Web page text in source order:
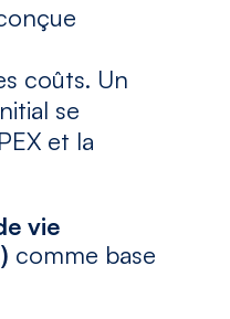
coûts. Un
se
et la
vie
comme base